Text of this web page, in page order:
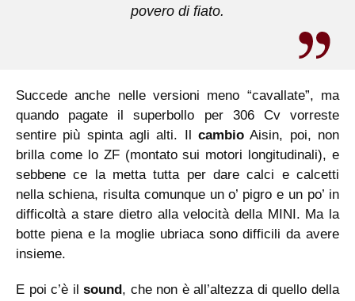
povero di fiato.
Succede anche nelle versioni meno “cavallate”, ma
quando pagate il superbollo per 306 Cv vorreste
sentire più spinta agli alti. Il cambio Aisin, poi, non
brilla come lo ZF (montato sui motori longitudinali), e
sebbene ce la metta tutta per dare calci e calcetti
nella schiena, risulta comunque un o’ pigro e un po’ in
difficoltà a stare dietro alla velocità della MINI. Ma la
botte piena e la moglie ubriaca sono difficili da avere
insieme.
E poi c’è ilsound , che non è all’altezza di quello della